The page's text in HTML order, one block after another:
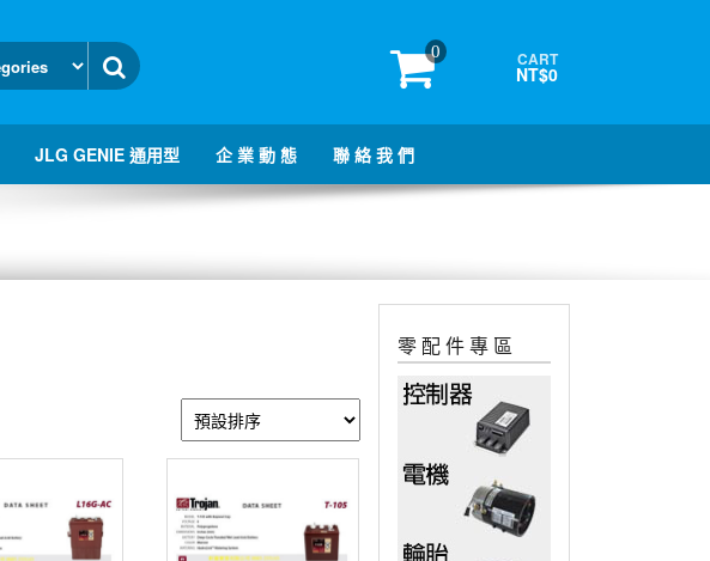
0 CART
NT$0
JLG GENIE 通用型 企 業 動 態 聯 絡 我 們
零 配 件 專 區